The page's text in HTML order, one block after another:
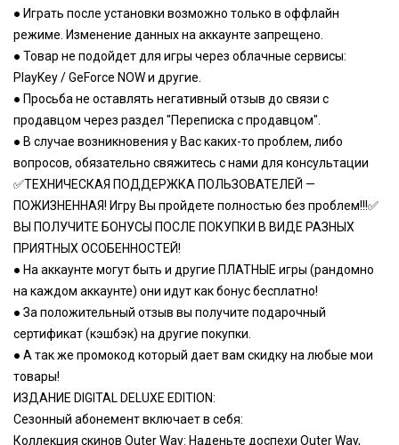
● Играть после установки возможно только в оффлайн
режиме. Изменение данных на аккаунте запрещено.
● Товар не подойдет для игры через облачные сервисы:
PlayKey / GeForce NOW и другие.
● Просьба не оставлять негативный отзыв до связи с
продавцом через раздел "Переписка с продавцом".
● В случае возникновения у Вас каких-то проблем, либо
вопросов, обязательно свяжитесь с нами для консультации
✅ТЕХНИЧЕСКАЯ ПОДДЕРЖКА ПОЛЬЗОВАТЕЛЕЙ —
ПОЖИЗНЕННАЯ! Игру Вы пройдете полностью без проблем!!!✅
ВЫ ПОЛУЧИТЕ БОНУСЫ ПОСЛЕ ПОКУПКИ В ВИДЕ РАЗНЫХ
ПРИЯТНЫХ ОСОБЕННОСТЕЙ!
● На аккаунте могут быть и другие ПЛАТНЫЕ игры (рандомно
на каждом аккаунте) они идут как бонус бесплатно!
● За положительный отзыв вы получите подарочный
сертификат (кэшбэк) на другие покупки.
● А так же промокод который дает вам скидку на любые мои
товары!
ИЗДАНИЕ DIGITAL DELUXE EDITION:
Сезонный абонемент включает в себя:
Коллекция скинов Outer Way: Наденьте доспехи Outer Way,